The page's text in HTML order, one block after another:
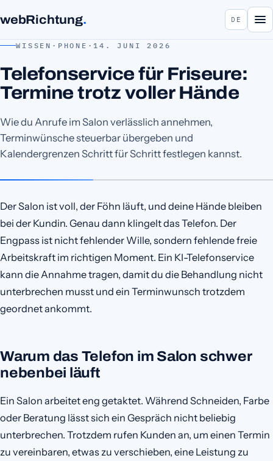
webRichtung. DE
WISSEN · PHONE ·14. JUNI 2026
Telefonservice für Friseure:
Termine trotz voller Hände
Wie du Anrufe im Salon verlässlich annehmen,
Terminwünsche steuerbar übergeben und
Kalendergrenzen Schritt für Schritt festlegen kannst.
Der Salon ist voll, der Föhn läuft, und deine Hände bleiben
bei der Kundin. Genau dann klingelt das Telefon. Der
Engpass ist nicht fehlender Wille, sondern fehlende freie
Arbeitskraft im richtigen Moment. Ein KI-Telefonservice
kann die Annahme tragen, damit du die Behandlung nicht
unterbrechen musst und ein Terminwunsch trotzdem
geordnet ankommt.
Warum das Telefon im Salon schwer
nebenbei läuft
Ein Salon arbeitet eng getaktet. Während Schneiden, Farbe
oder Beratung lässt sich ein Gespräch nicht beliebig
unterbrechen. Trotzdem rufen Kunden an, um einen Termin
zu vereinbaren, etwas zu verschieben, eine Leistung zu